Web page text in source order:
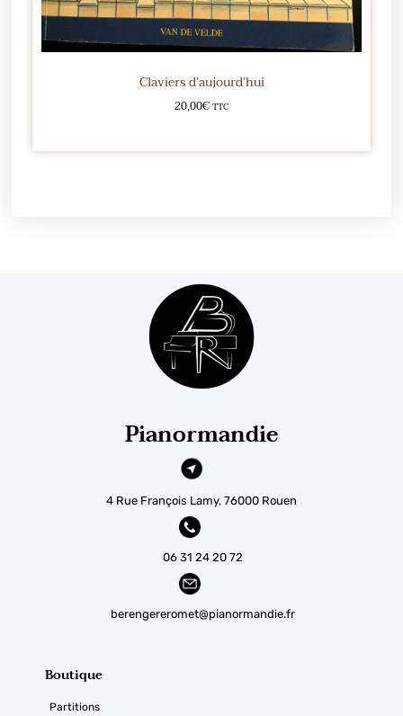
Claviers d’aujourd’hui
20,00€TTC
Pianormandie
4 Rue François Lamy, 76000 Rouen
06 31 24 20 72
berengereromet@pianormandie.fr
Boutique
Partitions